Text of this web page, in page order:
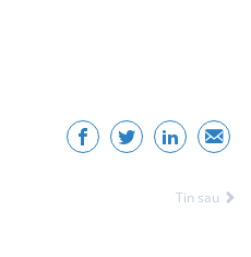
Tin sau